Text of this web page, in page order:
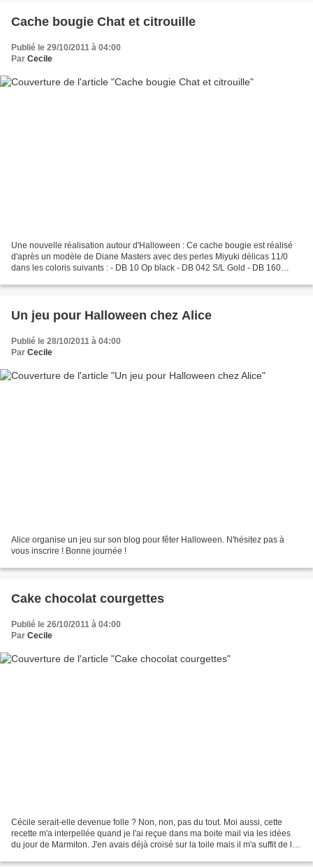
Cache bougie Chat et citrouille
Publié le 29/10/2011 à 04:00
Par Cecile
Une nouvelle réalisation autour d'Halloween : Ce cache bougie est réalisé
d'après un modèle de Diane Masters avec des perles Miyuki délicas 11/0
dans les coloris suivants : - DB 10 Op black - DB 042 S/L Gold - DB 160
Un jeu pour Halloween chez Alice
Publié le 28/10/2011 à 04:00
Par Cecile
Alice organise un jeu sur son blog pour fêter Halloween. N'hésitez pas à
vous inscrire ! Bonne journée !
Cake chocolat courgettes
Publié le 26/10/2011 à 04:00
Par Cecile
Cécile serait-elle devenue folle ? Non, non, pas du tout. Moi aussi, cette
recette m'a interpellée quand je l'ai reçue dans ma boite mail via les idées
du jour de Marmiton. J'en avais déjà croisé sur la toile mais il m'a suffit de lire